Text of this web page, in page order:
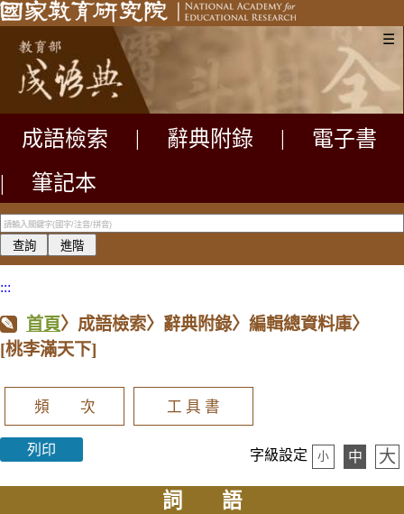
☰
成語檢索 辭典附錄
電子書
|
筆記本
:::
首頁〉成語檢索〉辭典附錄〉編輯總資料庫〉
[桃李滿天下]
頻 次 工 具 書
列印 字級設定 小 中 大
詞 語